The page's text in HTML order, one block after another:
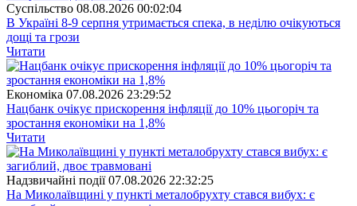
Суспiльство 08.08.2026 00:02:04
В Україні 8-9 серпня утримається спека, в неділю очікуються
дощі та грози
Читати
Економіка 07.08.2026 23:29:52
Нацбанк очікує прискорення інфляції до 10% цьогоріч та
зростання економіки на 1,8%
Читати
Надзвичайні події 07.08.2026 22:32:25
На Миколаївщині у пункті металобрухту стався вибух: є